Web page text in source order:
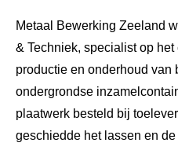
Metaal Bewerking Zeeland
& Techniek, specialist op
productie en onderhoud van
ondergrondse
plaatwerk besteld bij
geschiedde het lassen en